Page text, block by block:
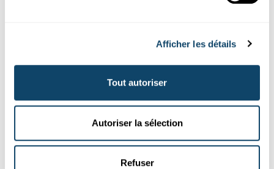
Afficher les détails
Tout autoriser
Autoriser la sélection
Refuser
Mr Science
SCHNAPP & CO.
Ass et wéinst der Keelt datt een sech méi liicht erkaalt? Mr S...